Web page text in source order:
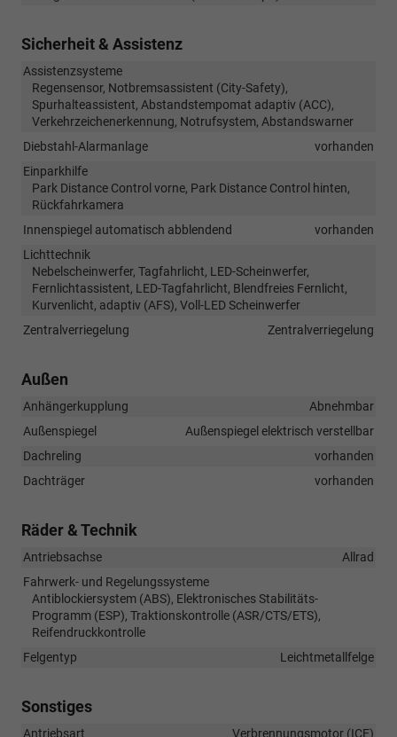
Sicherheit & Assistenz
Assistenzsysteme
Regensensor, Notbremsassistent (City-Safety),
Spurhalteassistent, Abstandstempomat adaptiv (ACC),
Verkehrzeichenerkennung, Notrufsystem, Abstandswarner
Diebstahl-Alarmanlage
vorhanden
Einparkhilfe
Park Distance Control vorne, Park Distance Control hinten,
Rückfahrkamera
Innenspiegel automatisch abblendend
vorhanden
Lichttechnik
Nebelscheinwerfer, Tagfahrlicht, LED-Scheinwerfer,
Fernlichtassistent, LED-Tagfahrlicht, Blendfreies Fernlicht,
Kurvenlicht, adaptiv (AFS), Voll-LED Scheinwerfer
Zentralverriegelung
Zentralverriegelung
Außen
Anhängerkupplung
Abnehmbar
Außenspiegel
Außenspiegel elektrisch verstellbar
Dachreling
vorhanden
Dachträger
vorhanden
Räder & Technik
Antriebsachse
Allrad
Fahrwerk- und Regelungssysteme
Antiblockiersystem (ABS), Elektronisches Stabilitäts-
Programm (ESP), Traktionskontrolle (ASR/CTS/ETS),
Reifendruckkontrolle
Felgentyp
Leichtmetallfelge
Sonstiges
Antriebsart Verbrennungsmotor (ICE)